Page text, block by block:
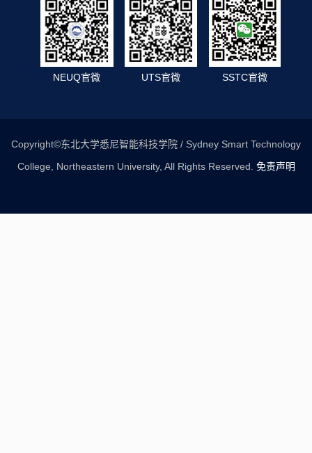
NEUQ官微 UTS官微 SSTC官微
Copyright©东北大学悉尼智能科技学院 / Sydney Smart Technology
College, Northeastern University, All Rights Reserved. 免责声明